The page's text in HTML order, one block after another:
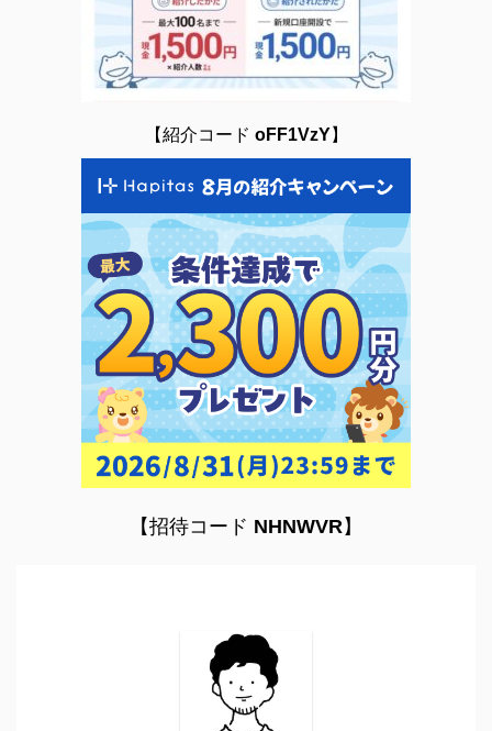
【紹介コード oFF1VzY】
【招待コード NHNWVR】